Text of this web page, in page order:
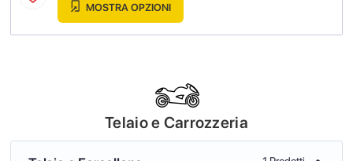
MOSTRA OPZIONI
Telaio e Carrozzeria